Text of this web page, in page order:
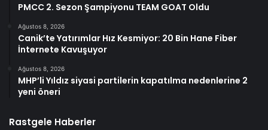
PMCC 2. Sezon Şampiyonu TEAM GOAT Oldu
Ağustos 8, 2026
Canik’te Yatırımlar Hız Kesmiyor: 20 Bin Hane Fiber
İnternete Kavuşuyor
Ağustos 8, 2026
MHP’li Yıldız siyasi partilerin kapatılma nedenlerine 2
yeni öneri
Rastgele Haberler